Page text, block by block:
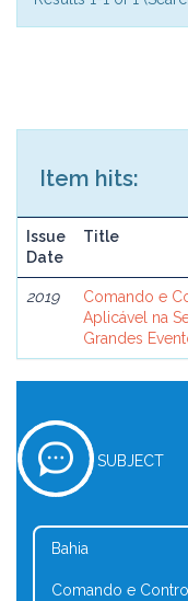
Item hits:
Issue
Date
Title
2019
Comando e
Aplicável na
Grandes
SUBJECT
Bahia
Comando e